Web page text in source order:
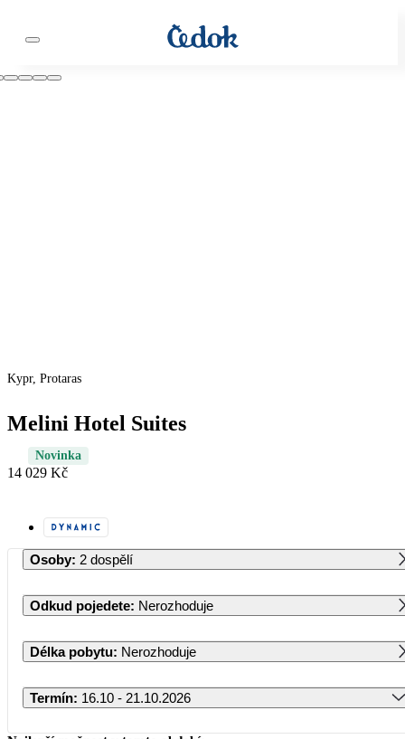
Kypr, Protaras
Melini Hotel Suites
Novinka
14 029 Kč
Osoby: 2 dospělí
Odkud pojedete: Nerozhoduje
Délka pobytu: Nerozhoduje
Termín: 16.10 - 21.10.2026